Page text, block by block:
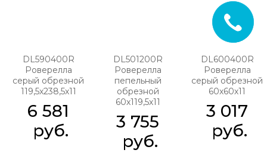
DL590400R
Роверелла
серый обрезной
119,5х238,5х11
6 581
руб.
DL501200R
Роверелла
пепельный
обрезной
60х119,5х11
3 755
руб.
DL600400R
Роверелла
серый обрезной
60х60х11
3 017
руб.